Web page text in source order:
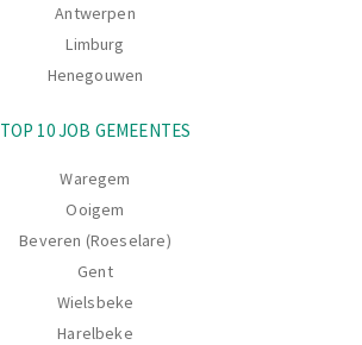
Antwerpen
Limburg
Henegouwen
TOP 10 JOB GEMEENTES
Waregem
Ooigem
Beveren (Roeselare)
Gent
Wielsbeke
Harelbeke